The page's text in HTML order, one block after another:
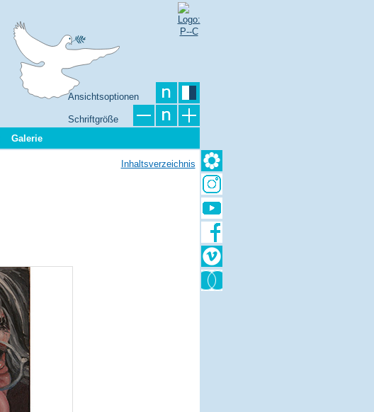
Ansichtsoptionen
Schriftgröße
Galerie
Inhaltsverzeichnis